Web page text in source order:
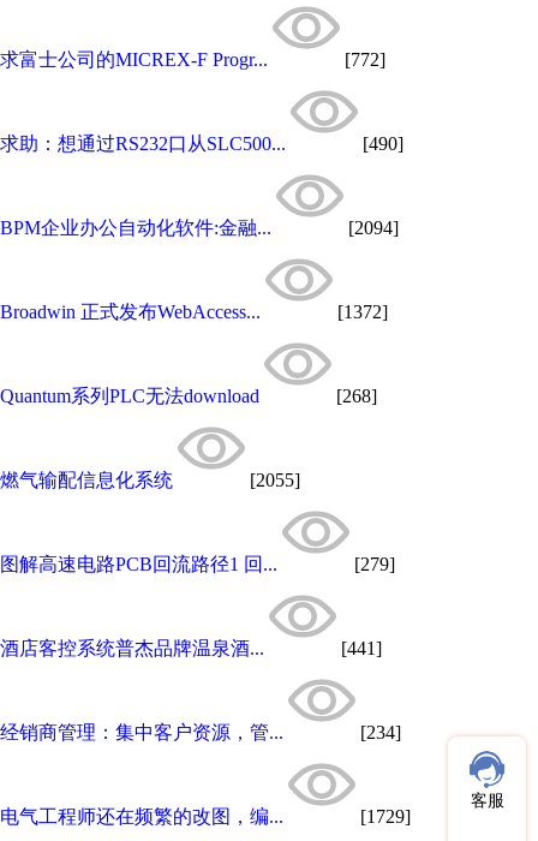
求富士公司的MICREX-F Progr... [772]
求助：想通过RS232口从SLC500... [490]
BPM企业办公自动化软件:金融... [2094]
Broadwin 正式发布WebAccess... [1372]
Quantum系列PLC无法download [268]
燃气输配信息化系统 [2055]
图解高速电路PCB回流路径1 回... [279]
酒店客控系统普杰品牌温泉酒... [441]
经销商管理：集中客户资源，管... [234]
电气工程师还在频繁的改图，编... [1729]
客服